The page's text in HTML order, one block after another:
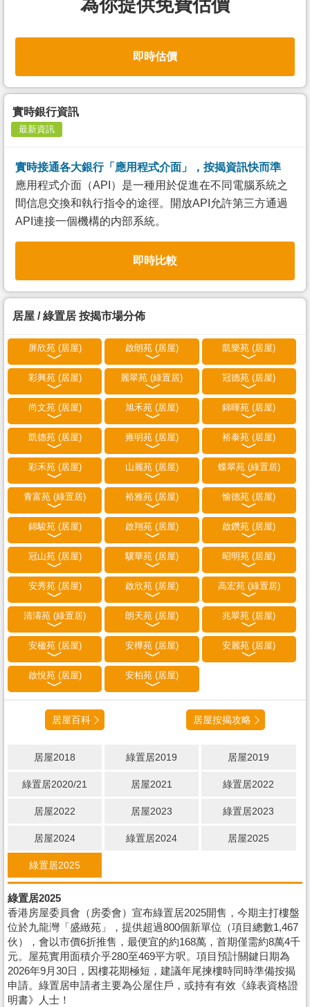
為你提供免費估價
即時估價
實時銀行資訊
最新資訊
實時接通各大銀行「應用程式介面」，按揭資訊快而準
應用程式介面（API）是一種用於促進在不同電腦系統之
間信息交換和執行指令的途徑。開放API允許第三方通過
API連接一個機構的内部系統。
即時比較
居屋 / 綠置居 按揭市場分佈
屏欣苑 (居屋) 啟朗苑 (居屋) 凱樂苑 (居屋)
彩興苑 (居屋) 麗翠苑 (綠置居) 冠德苑 (居屋)
尚文苑 (居屋) 旭禾苑 (居屋) 錦暉苑 (居屋)
凱德苑 (居屋) 雍明苑 (居屋) 裕泰苑 (居屋)
彩禾苑 (居屋) 山麗苑 (居屋) 蝶翠苑 (綠置居)
青富苑 (綠置居) 裕雅苑 (居屋) 愉德苑 (居屋)
錦駿苑 (居屋) 啟翔苑 (居屋) 啟鑽苑 (居屋)
冠山苑 (居屋) 驥華苑 (居屋) 昭明苑 (居屋)
安秀苑 (居屋) 啟欣苑 (居屋) 高宏苑 (綠置居)
清濤苑 (綠置居) 朗天苑 (居屋) 兆翠苑 (居屋)
安楹苑 (居屋) 安樺苑 (居屋) 安麗苑 (居屋)
啟悅苑 (居屋) 安柏苑 (居屋)
居屋百科 居屋按揭攻略
居屋2018 綠置居2019 居屋2019
綠置居2020/21 居屋2021 綠置居2022
居屋2022 居屋2023 綠置居2023
居屋2024 綠置居2024 居屋2025
綠置居2025
綠置居2025
香港房屋委員會（房委會）宣布綠置居2025開售，今期主打樓盤
位於九龍灣「盛緻苑」，提供超過800個新單位（項目總數1,467
伙），會以市價6折推售，最便宜的約168萬，首期僅需約8萬4千
元。屋苑實用面積介乎280至469平方呎。項目預計關鍵日期為
2026年9月30日，因樓花期極短，建議年尾揀樓時同時準備按揭
申請。綠置居申請者主要為公屋住戶，或持有有效《綠表資格證
明書》人士！